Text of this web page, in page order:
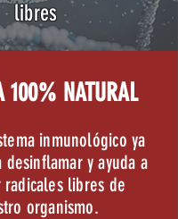
libres
100% NATURAL
inmunológico ya
desinflamar y ayuda a
radicales libres de
organismo.